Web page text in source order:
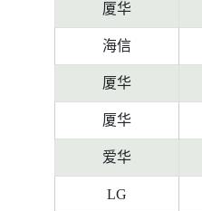
厦华
海信
厦华
厦华
爱华
LG